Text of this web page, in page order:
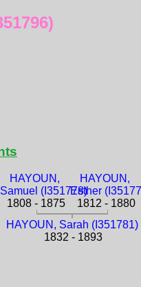
HAYOUN,
Samuel (I351778)
1808 - 1875
HAYOUN,
Esther
1812 - 1880
HAYOUN, Sarah (I351781)
1832 - 1893